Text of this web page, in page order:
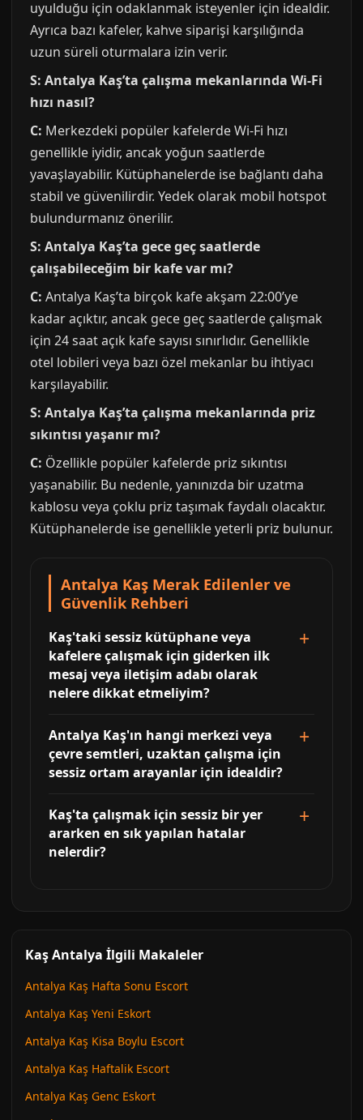
uyulduğu için odaklanmak isteyenler için idealdir.
Ayrıca bazı kafeler, kahve siparişi karşılığında
uzun süreli oturmalara izin verir.
S: Antalya Kaş’ta çalışma mekanlarında Wi-Fi
hızı nasıl?
C: Merkezdeki popüler kafelerde Wi-Fi hızı
genellikle iyidir, ancak yoğun saatlerde
yavaşlayabilir. Kütüphanelerde ise bağlantı daha
stabil ve güvenilirdir. Yedek olarak mobil hotspot
bulundurmanız önerilir.
S: Antalya Kaş’ta gece geç saatlerde
çalışabileceğim bir kafe var mı?
C: Antalya Kaş’ta birçok kafe akşam 22:00’ye
kadar açıktır, ancak gece geç saatlerde çalışmak
için 24 saat açık kafe sayısı sınırlıdır. Genellikle
otel lobileri veya bazı özel mekanlar bu ihtiyacı
karşılayabilir.
S: Antalya Kaş’ta çalışma mekanlarında priz
sıkıntısı yaşanır mı?
C: Özellikle popüler kafelerde priz sıkıntısı
yaşanabilir. Bu nedenle, yanınızda bir uzatma
kablosu veya çoklu priz taşımak faydalı olacaktır.
Kütüphanelerde ise genellikle yeterli priz bulunur.
Antalya Kaş Merak Edilenler ve
Güvenlik Rehberi
Kaş'taki sessiz kütüphane veya
kafelere çalışmak için giderken ilk
mesaj veya iletişim adabı olarak
nelere dikkat etmeliyim?
Antalya Kaş'ın hangi merkezi veya
çevre semtleri, uzaktan çalışma için
sessiz ortam arayanlar için idealdir?
Kaş'ta çalışmak için sessiz bir yer
ararken en sık yapılan hatalar
nelerdir?
Kaş Antalya İlgili Makaleler
Antalya Kaş Hafta Sonu Escort
Antalya Kaş Yeni Eskort
Antalya Kaş Kisa Boylu Escort
Antalya Kaş Haftalik Escort
Antalya Kaş Genc Eskort